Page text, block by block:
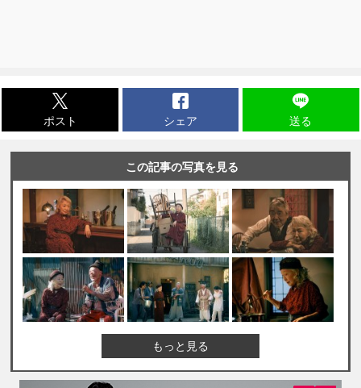
ポスト シェア 送る
この記事の写真を見る
もっと見る